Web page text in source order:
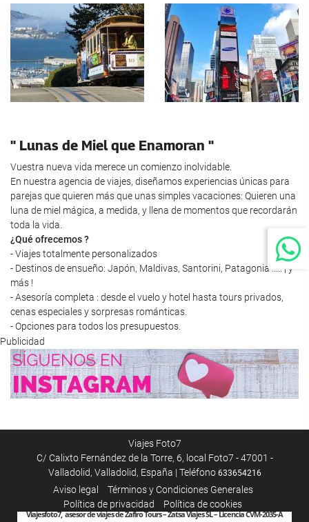
" Lunas de Miel que Enamoran "
Vuestra nueva vida merece un comienzo inolvidable.
En nuestra agencia de viajes, diseñamos experiencias únicas para
parejas que quieren más que unas simples vacaciones: Quieren una
luna de miel mágica, a medida, y llena de momentos que recordarán
toda la vida.
¿Qué ofrecemos ?
- Viajes totalmente personalizados
- Destinos de ensueño: Japón, Maldivas, Santorini, Patagonia ..... ¡ y
más !
- Asesoría completa : desde el vuelo y hotel hasta tours privados,
cenas especiales y sorpresas románticas.
- Opciones para todos los presupuestos.
Publicidad
Viajes Foto7
C/ Calixto Fernández de la Torre, 6, local Foto7 - 47001 -
Valladolid, Valladolid, España | Teléfono 633654216
Aviso legal
Términos y Condiciones Generales
Política de privacidad
Política de cookies
Viajesfoto7, asesor de viajes de Zafiro Tours – Zatsa Viajes SL – Licencia CVM-2035-A